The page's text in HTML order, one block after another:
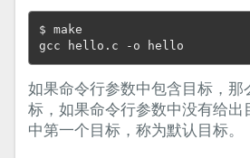
$ make
如果命令行参数中包含目标，那
标，如果命令行参数中没有给出
中第一个目标，称为默认目标。